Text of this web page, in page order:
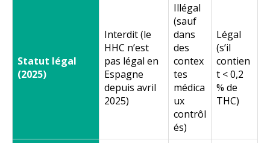
Statut légal
(2025)
Interdit (le
HHC n’est
pas légal en
Espagne
depuis avril
2025)
Illégal
(sauf
dans
des
contex
tes
médica
ux
contrôl
és)
Légal
(s’il
contien
t < 0,2
% de
THC)